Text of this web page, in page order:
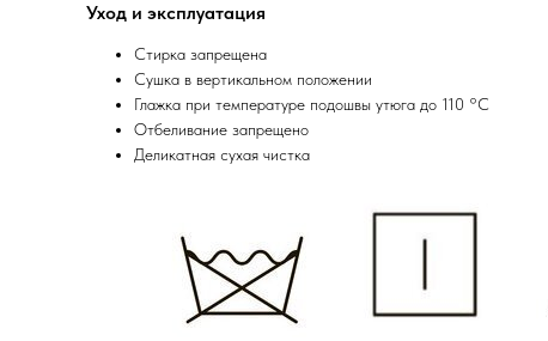
Уход и эксплуатация
Стирка запрещена
Сушка в вертикальном положении
Глажка при температуре подошвы утюга до 110 °C
Отбеливание запрещено
Деликатная сухая чистка